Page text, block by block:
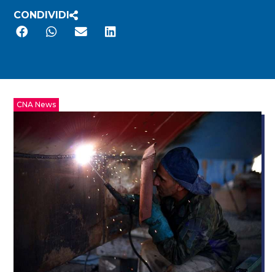
CONDIVIDI
CNA News